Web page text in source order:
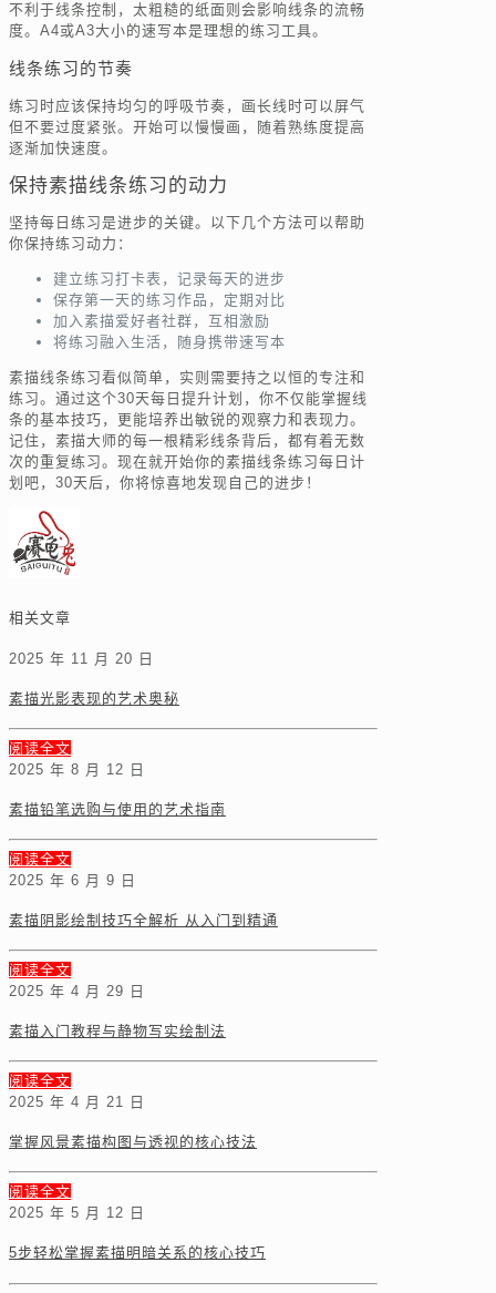
不利于线条控制，太粗糙的纸面则会影响线条的流畅
度。A4或A3大小的速写本是理想的练习工具。
线条练习的节奏
练习时应该保持均匀的呼吸节奏，画长线时可以屏气
但不要过度紧张。开始可以慢慢画，随着熟练度提高
逐渐加快速度。
保持素描线条练习的动力
坚持每日练习是进步的关键。以下几个方法可以帮助
你保持练习动力：
建立练习打卡表，记录每天的进步
保存第一天的练习作品，定期对比
加入素描爱好者社群，互相激励
将练习融入生活，随身携带速写本
素描线条练习看似简单，实则需要持之以恒的专注和
练习。通过这个30天每日提升计划，你不仅能掌握线
条的基本技巧，更能培养出敏锐的观察力和表现力。
记住，素描大师的每一根精彩线条背后，都有着无数
次的重复练习。现在就开始你的素描线条练习每日计
划吧，30天后，你将惊喜地发现自己的进步！
相关文章
2025 年 11 月 20 日
素描光影表现的艺术奥秘
阅读全文
2025 年 8 月 12 日
素描铅笔选购与使用的艺术指南
阅读全文
2025 年 6 月 9 日
素描阴影绘制技巧全解析 从入门到精通
阅读全文
2025 年 4 月 29 日
素描入门教程与静物写实绘制法
阅读全文
2025 年 4 月 21 日
掌握风景素描构图与透视的核心技法
阅读全文
2025 年 5 月 12 日
5步轻松掌握素描明暗关系的核心技巧